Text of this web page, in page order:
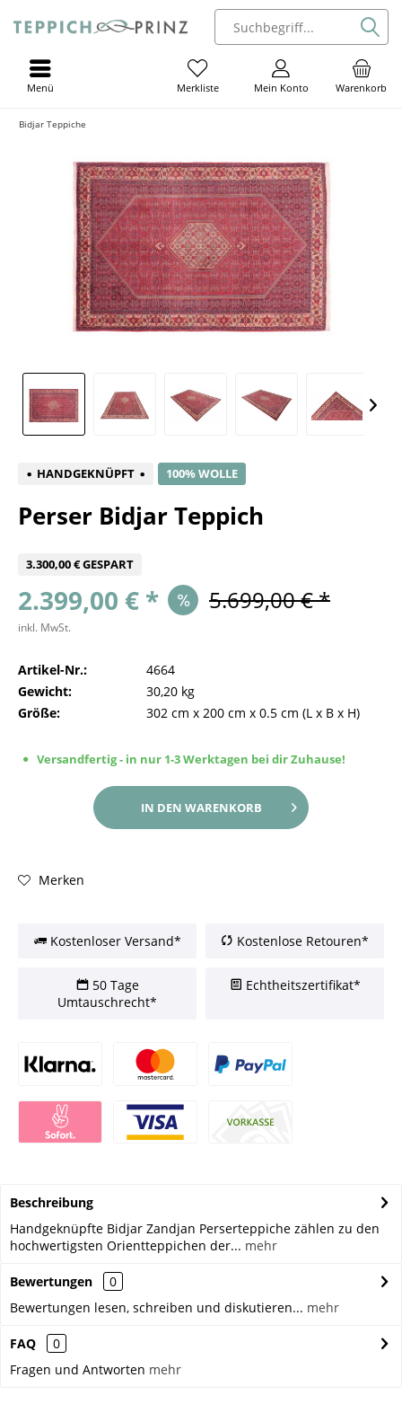
Warenkorb
Mein Konto
Merkliste
Menü
Bidjar Teppiche
HANDGEKNÜPFT 100% WOLLE
Perser Bidjar Teppich
3.300,00 € GESPART
2.399,00 € * 5.699,00 € *
inkl. MwSt.
Artikel-Nr.:
4664
Gewicht:
30,20 kg
Größe:
302 cm x 200 cm x 0.5 cm (L x B x H)
Versandfertig - in nur 1-3 Werktagen bei dir Zuhause!
IN DEN WARENKORB
Merken
Kostenloser Versand* Kostenlose Retouren*
50 Tage
Umtauschrecht*
Echtheitszertifikat*
Beschreibung
Handgeknüpfte Bidjar Zandjan Perserteppiche zählen zu den
hochwertigsten Orientteppichen der... mehr
Bewertungen
0
Bewertungen lesen, schreiben und diskutieren... mehr
FAQ
0
Fragen und Antworten mehr